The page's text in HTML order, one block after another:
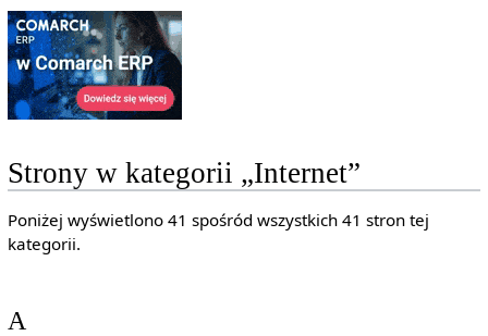
Strony w kategorii „Internet”
Poniżej wyświetlono 41 spośród wszystkich 41 stron tej
kategorii.
A